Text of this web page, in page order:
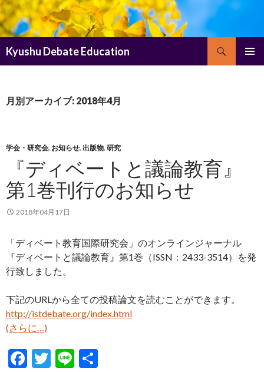
Kyushu Debate Education
索
ン
キ
月別アーカイブ: 2018年4月
学会・研究会, お知らせ, 出版物, 研究
『ディベートと議論教育』
第1巻刊行のお知らせ
2018年04月17日
「ディベート教育国際研究会」のオンラインジャーナル
『ディベートと議論教育』第1巻（ISSN：2433-3514）を発
行致しました。
下記のURLから全ての投稿論文を読むことができます。
http://istdebate.org/index.html
(さらに…)
F
T
Li